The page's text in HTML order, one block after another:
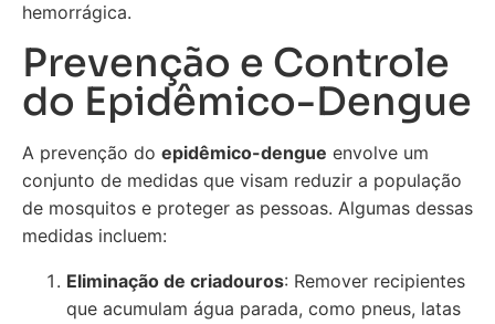
hemorrágica.
Prevenção e Controle
do Epidêmico-Dengue
A prevenção do epidêmico-dengue envolve um
conjunto de medidas que visam reduzir a população
de mosquitos e proteger as pessoas. Algumas dessas
medidas incluem:
Eliminação de criadouros: Remover recipientes
que acumulam água parada, como pneus, latas